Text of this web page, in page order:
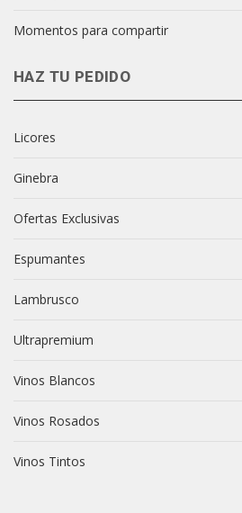
Momentos para compartir
HAZ TU PEDIDO
Licores
Ginebra
Ofertas Exclusivas
Espumantes
Lambrusco
Ultrapremium
Vinos Blancos
Vinos Rosados
Vinos Tintos